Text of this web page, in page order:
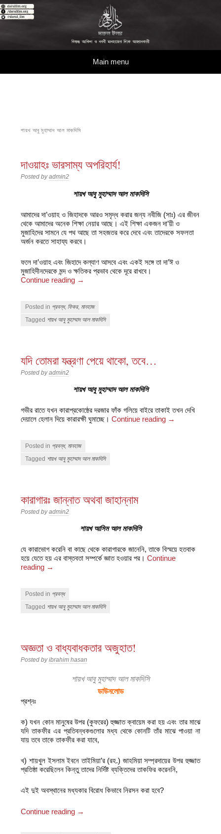
বিশুদ্ধ আকিদা ও নববী মানহাজের দিকে আহ্বানকারী
Main menu
শায়খ আবু মুহাম্মাদ আল মাকদিসি
দাওয়াহঃ ভারসাম্য অপরিহার্য!
Posted byadmin2
শায়খ আবু মুহাম্মাদ আল মাকদিসি
আমাদের দা’ওয়াহ ও জিহাদকে আরও সমৃদ্ধ করার জন্য নবীজি (সাঃ) এর জীবন
থেকে আমাদের অনেক শিক্ষা নেয়ার আছে। এই শিক্ষা একজন দা’য়ী ও
মুজাহিদের সামনে যে পথ আছে তা সহজতর করে দেবে এবং তাদেরকে সফলতা
অর্জন করতে সাহায্য করবে।
ফলে দা’ওয়াহ এবং জিহাদে কল্যাণ আসবে এবং একই সঙ্গে তা দা’ঈ ও
মুজাহিদীনদেরকে মন্দ ও ক্ষতিকর প্রভাব থেকে দূরে রাখবে।
Continue reading →
Posted in প্রবন্ধ, ফিকর, মানহাজ
Tagged শায়খ আবু মুহাম্মাদ আল মাকদিসি
যদি তোমরা যন্ত্রণা পেয়ে থাকো, তবে…
Posted byadmin2
শায়খ আবু মুহাম্মাদ আল মাকদিসি
গভীর রাতে যখন কারাপ্রকোষ্ঠের দরজার ফাঁক গলিয়ে বাইরে তাকাই তখন দেখি
দেয়ালে হেলান দিয়ে কারারক্ষী ঘুমাচ্ছে।Continue reading →
Posted in প্রবন্ধ, মানহাজ
Tagged শায়খ আবু মুহাম্মাদ আল মাকদিসি
কারাগারঃ জান্নাত অথবা জাহান্নাম
Posted byadmin2
শায়খ আসিম আল মাকদিসি
যে কারাভোগ করেনি বা কাছে থেকে কারাগারকে জানেনি, তাকে বিস্ময়ে হতবাক
হয়ে যেতে হয় এর বাস্তবতা সম্পর্কে জ্ঞাত হওয়ার পর।Continue
reading →
Posted in প্রবন্ধ
Tagged শায়খ আবু মুহাম্মাদ আল মাকদিসি
অজ্ঞতা ও বাধ্যবাধকতার অজুহাত!
Posted byibrahim hasan
শায়খ আবু মুহাম্মাদ আল মাকদিসি
ডাউনলোড
প্রশ্নঃ
ক) যখন কোন মানুষের উপর (কুফরের) হুজ্জাত ক্বায়েম করা হয় এবং তার মাঝে
যদি তাকফীর এর প্রতিবন্ধকগুলোর মধ্য থেকে কোনটি তাঁর মাঝে পাওয়া না
যায় তবে তাকে তাকফীর করা যাবে,
খ) শায়খুল ইসলাম ইবনে তাইমিয়া’র (রহ.) জাহমিয়া সম্প্রদায়ের উপর হুজ্জাত
প্রতিষ্ঠা করেছিলেন কিন্তু তাদের নির্দিষ্ট ব্যক্তিদের তাকফির করেননি,
এই দুই অবস্থানের মধ্যকার বিরোধ কিভাবে নিরসন করা হবে?
Continue reading →